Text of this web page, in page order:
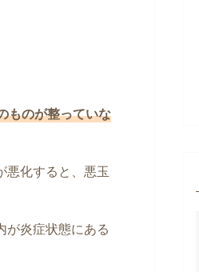
ものが整っていな
悪化すると、悪玉
が炎症状態にある